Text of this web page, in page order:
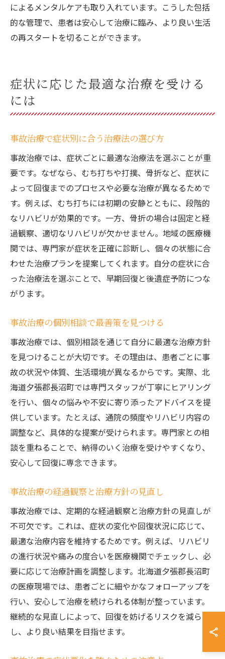
によるメンタルケアも取り入れています。こうした包括
的な管理で、患者は安心して治療に臨み、より良い生活
の再スタートを切ることができます。
症状に応じた最適な治療を受ける
には
事故治療で症状別に合う治療法の選び方
事故治療では、症状ごとに最適な治療法を選ぶことが重
要です。なぜなら、むち打ちや打撲、骨折など、症状に
よって回復までのプロセスや必要な治療が異なるためで
す。例えば、むち打ちには初期の安静とともに、段階的
なリハビリが効果的です。一方、骨折の場合は固定と経
過観察、適切なリハビリが欠かせません。地域の医療機
関では、専門家が症状を正確に診断し、個々の状態に合
わせた治療プランを提案してくれます。自分の症状に合
った治療法を選ぶことで、早期回復と後遺症予防につな
がります。
事故治療の個別相談で最善策を見つける
事故治療では、個別相談を通じて自分に最適な治療方針
を見つけることが大切です。その理由は、患者ごとに事
故の状況や体質、生活環境が異なるからです。実際、北
海道夕張郡長沼町では専門スタッフが丁寧にヒアリング
を行い、個々の悩みや不安に寄り添ったアドバイスを提
供しています。たとえば、通院の頻度やリハビリ内容の
調整など、具体的な提案が受けられます。専門家との相
談を重ねることで、納得のいく治療を受けやすくなり、
安心して回復に専念できます。
事故治療の経過観察と治療方針の見直し
事故治療では、定期的な経過観察と治療方針の見直しが
不可欠です。これは、症状の変化や回復状況に応じて、
最適な治療内容を維持するためです。例えば、リハビリ
の進行状況や痛みの度合いを医療機関でチェックし、必
要に応じて治療計画を調整します。北海道夕張郡長沼町
の医療現場では、患者ごとに細やかなフォローアップを
行い、安心して治療を続けられる体制が整っています。
継続的な見直しによって、回復を妨げるリスクを減ら
し、より良い結果を目指せます。